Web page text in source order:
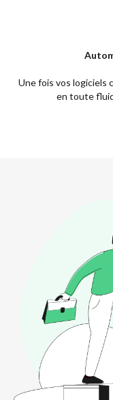
Une fois vos logiciels
en toute